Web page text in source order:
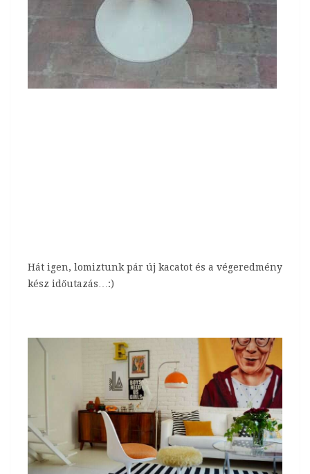
Hát igen, lomiztunk pár új kacatot és a végeredmény
kész időutazás…:)